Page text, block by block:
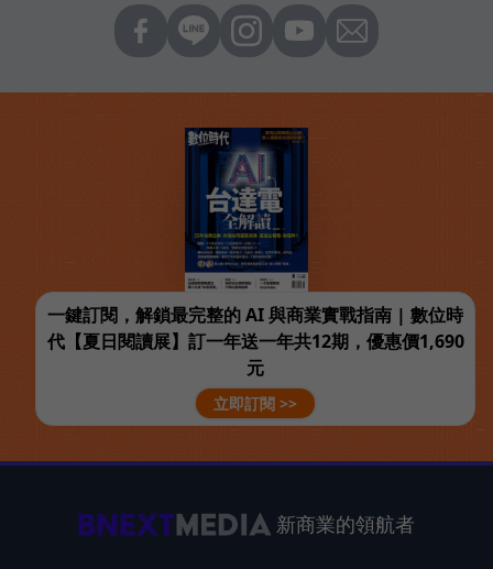
一鍵訂閱，解鎖最完整的 AI 與商業實戰指南 | 數位時
代【夏日閱讀展】訂一年送一年共12期，優惠價1,690
元
立即訂閱 >>
新商業的領航者